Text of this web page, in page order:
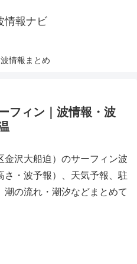
情報ナビ
情報まとめ
フィン｜波情報・波
沢大船迫）のサーフィン波
・波予報）、天気予報、駐
の流れ・潮汐などまとめて